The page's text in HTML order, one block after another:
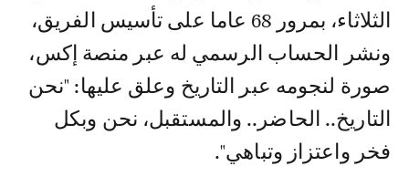
الثلاثاء، بمرور 68 عاما على تأسيس الفريق،
ونشر الحساب الرسمي له عبر منصة إكس،
صورة لنجومه عبر التاريخ وعلق عليها: "نحن
التاريخ.. الحاضر.. والمستقبل، نحن وبكل
فخر واعتزاز وتباهي".